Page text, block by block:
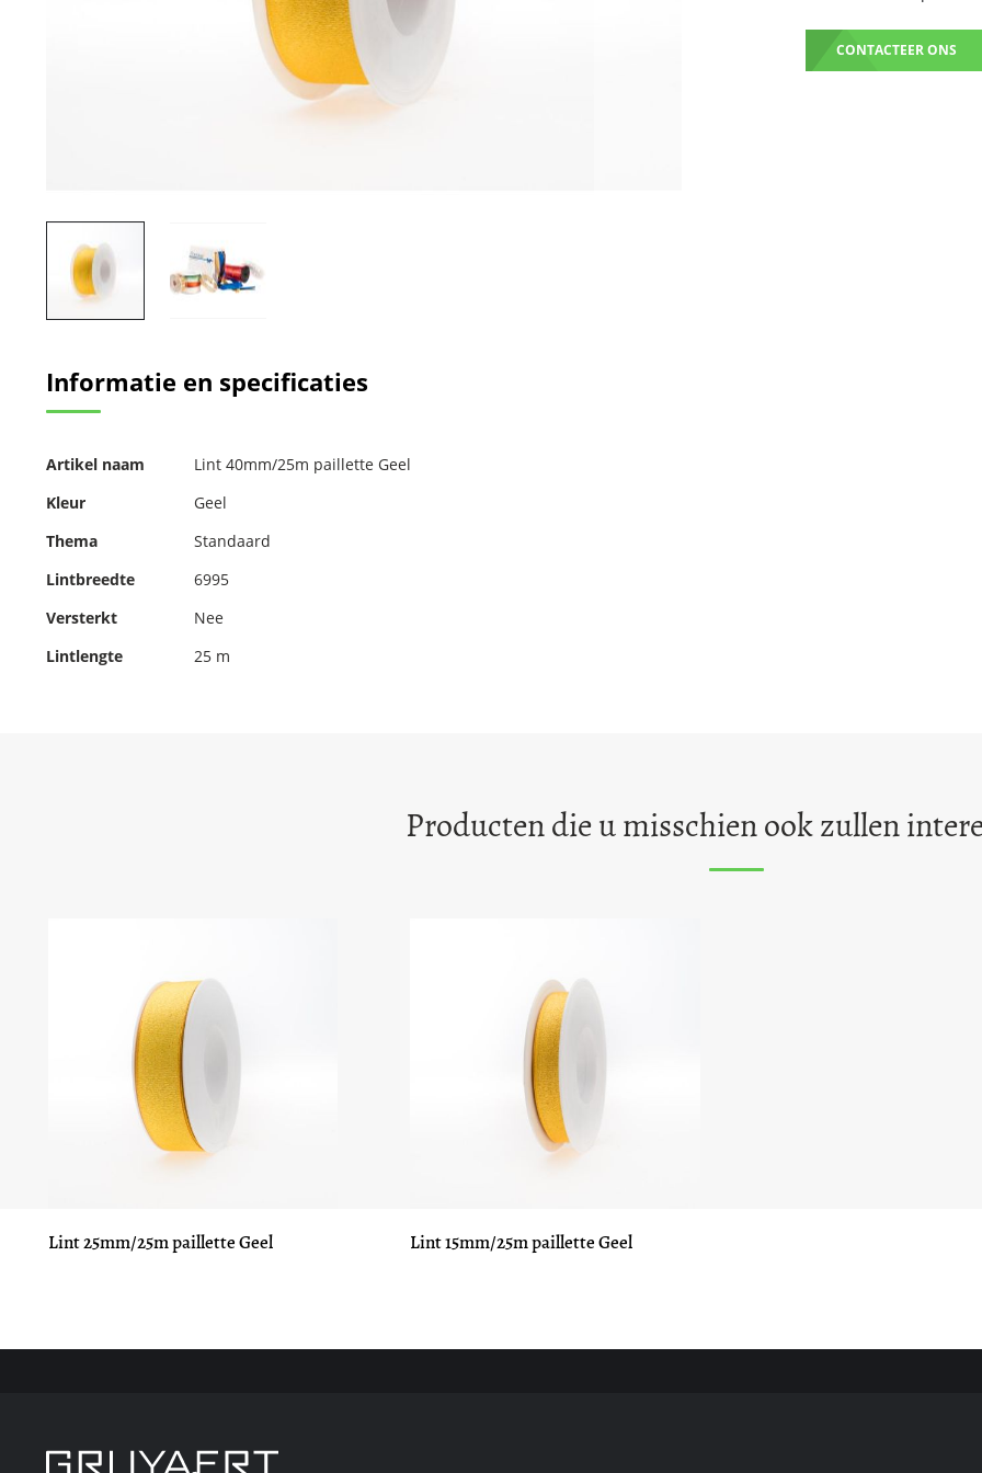
CONTACTEER ONS
het
begin
van
afbeeldingen-
Informatie en specificaties
Meer
Artikel naam
Lint 40mm/25m paillette Geel
Kleur
Geel
Thema
Standaard
Lintbreedte
6995
Versterkt
Nee
Lintlengte
25 m
Producten die u misschien ook zullen
Lint 25mm/25m paillette Geel Lint 15mm/25m paillette Geel